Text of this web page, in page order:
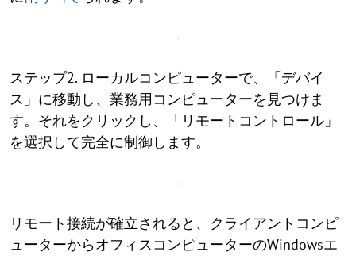
ステップ2. ローカルコンピューターで、「デバイ
ス」に移動し、業務用コンピューターを見つけま
す。それをクリックし、「リモートコントロール」
を選択して完全に制御します。
リモート接続が確立されると、クライアントコンピ
ューターからオフィスコンピューターのWindowsエ